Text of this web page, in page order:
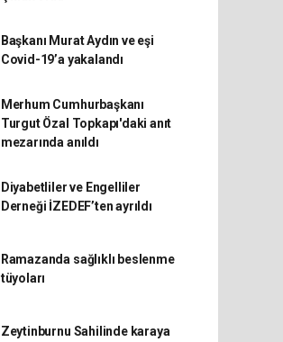
Başkanı Murat Aydın ve eşi
Covid-19’a yakalandı
Merhum Cumhurbaşkanı
Turgut Özal Topkapı'daki anıt
mezarında anıldı
Diyabetliler ve Engelliler
Derneği İZEDEF’ten ayrıldı
Ramazanda sağlıklı beslenme
tüyoları
Zeytinburnu Sahilinde karaya